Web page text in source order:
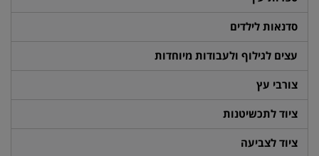
סדנאות לילדים
עצים לגילוף ולעבודות מיוחדות
צורבי עץ
ציוד לתכשיטנות
ציוד לצביעה